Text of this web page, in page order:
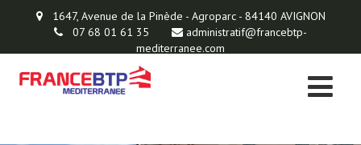
1647, Avenue de la Pinède - Agroparc - 84140 AVIGNON
07 68 01 61 35
administratif@francebtp-
mediterranee.com